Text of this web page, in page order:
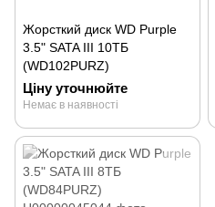
Жорсткий диск WD Purple
3.5" SATA III 10ТБ
(WD102PURZ)
Ціну уточнюйте
Немає в наявності